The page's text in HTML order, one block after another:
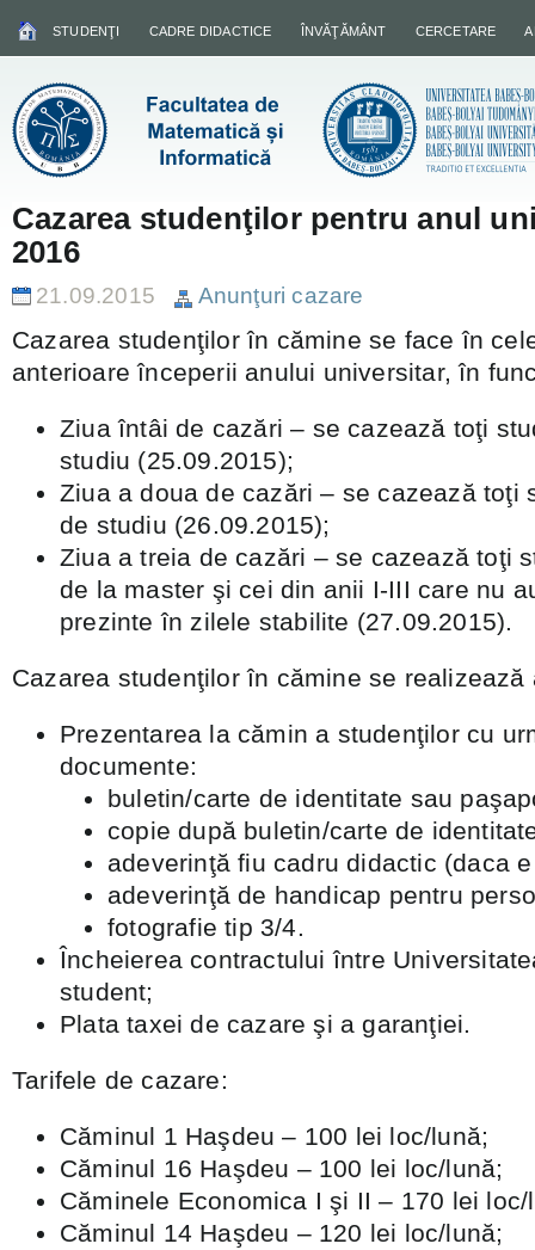
STUDENŢI CADRE DIDACTICE ÎNVĂŢĂMÂNT CERCETARE
Cazarea studenţilor pentru anul
2016
21.09.2015 Anunţuri cazare
Cazarea studenţilor în cămine se face în
anterioare începerii anului universitar, în
Ziua întâi de cazări – se cazează toţi
studiu (25.09.2015);
Ziua a doua de cazări – se cazează toţi
de studiu (26.09.2015);
Ziua a treia de cazări – se cazează toţi
de la master şi cei din anii I-III care nu
prezinte în zilele stabilite (27.09.2015).
Cazarea studenţilor în cămine se realizează
Prezentarea la cămin a studenţilor cu
documente:
buletin/carte de identitate sau
copie după buletin/carte de
adeverinţă fiu cadru didactic (daca
adeverinţă de handicap pentru
fotografie tip 3/4.
Încheierea contractului între
student;
Plata taxei de cazare şi a garanţiei.
Tarifele de cazare:
Căminul 1 Haşdeu – 100 lei loc/lună;
Căminul 16 Haşdeu – 100 lei loc/lună;
Căminele Economica I şi II – 170 lei loc/
Căminul 14 Haşdeu – 120 lei loc/lună;